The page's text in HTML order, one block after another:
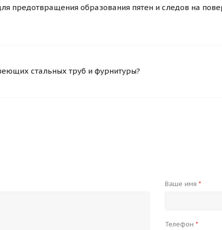
предотвращения образования пятен и следов на
стальных труб и фурнитуры?
Ваше имя *
Телефон *